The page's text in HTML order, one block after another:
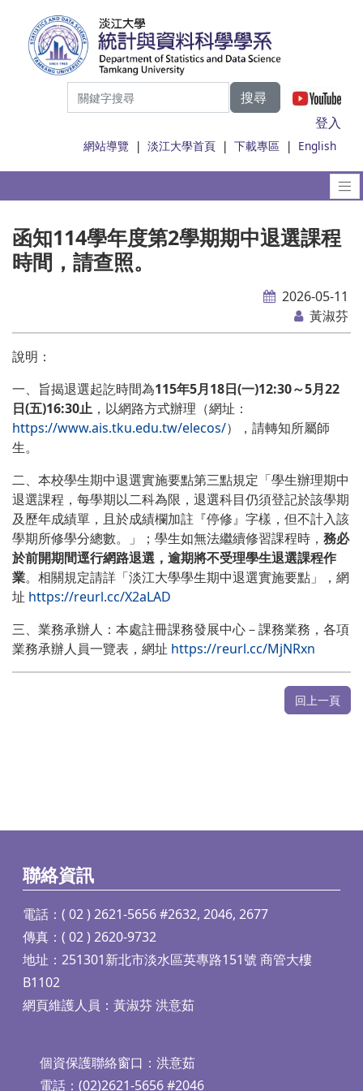
搜尋
登入
網站導覽 |淡江大學首頁 |下載專區 | English
函知114學年度第2學期期中退選課程
時間，請查照。
2026-05-11
黃淑芬
說明：
一、旨揭退選起訖時間為115年5月18日(一)12:30～5月22
日(五)16:30止 ，以網路方式辦理（網址：
https://www.ais.tku.edu.tw/elecos/），請轉知所屬師
生。
二、本校學生期中退選實施要點第三點規定「學生辦理期中
退選課程，每學期以二科為限，退選科目仍須登記於該學期
及歷年成績單，且於成績欄加註『停修』字樣，但不計入該
學期所修學分總數。」；學生如無法繼續修習課程時， 務必
於前開期間逕行網路退選 ， 逾期將不受理學生退選課程作
業。相關規定請詳「淡江大學學生期中退選實施要點」，網
址 https://reurl.cc/X2aLAD
三、業務承辦人：本處註冊課務發展中心－課務業務，各項
業務承辦人員一覽表，網址 https://reurl.cc/MjNRxn
回上一頁
聯絡資訊
電話：( 02 ) 2621-5656 #2632, 2046, 2677
傳真：( 02 ) 2620-9732
地址：251301新北市淡水區英專路151號 商管大樓
B1102
網頁維護人員：黃淑芬 洪意茹
個資保護聯絡窗口：洪意茹
電話：(02)2621-5656 #2046